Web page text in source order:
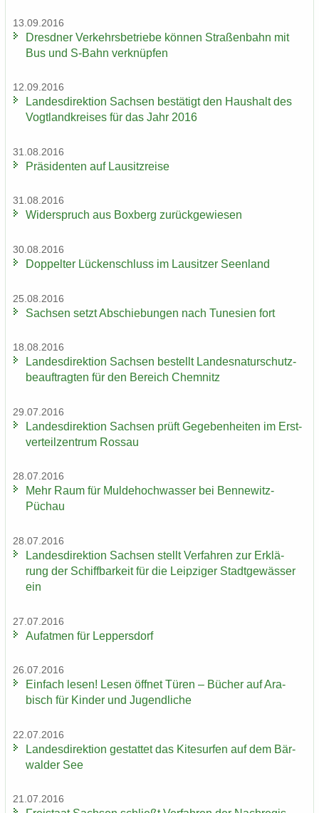
13.09.2016
Dresd­ner Ver­kehrs­be­trie­be kön­nen Stra­ßen­bahn mit
Bus und S-​Bahn ver­knüp­fen
12.09.2016
Lan­des­di­rek­ti­on Sach­sen be­stä­tigt den Haus­halt des
Vogt­land­krei­ses für das Jahr 2016
31.08.2016
Prä­si­den­ten auf Lau­sitz­rei­se
31.08.2016
Wi­der­spruch aus Box­berg zu­rück­ge­wie­sen
30.08.2016
Dop­pel­ter Lü­cken­schluss im Lau­sit­zer Se­en­land
25.08.2016
Sach­sen setzt Ab­schie­bun­gen nach Tu­ne­si­en fort
18.08.2016
Lan­des­di­rek­ti­on Sach­sen be­stellt Lan­des­na­tur­schutz­
be­auf­trag­ten für den Be­reich Chem­nitz
29.07.2016
Lan­des­di­rek­ti­on Sach­sen prüft Ge­ge­ben­hei­ten im Erst­
ver­teil­zen­trum Ros­sau
28.07.2016
Mehr Raum für Mul­de­hoch­was­ser bei Bennewitz-​
Püchau
28.07.2016
Lan­des­di­rek­ti­on Sach­sen stellt Ver­fah­ren zur Er­klä­
rung der Schiff­bar­keit für die Leip­zi­ger Stadt­ge­wäs­ser
ein
27.07.2016
Auf­at­men für Lep­pers­dorf
26.07.2016
Ein­fach lesen! Lesen öff­net Türen – Bü­cher auf Ara­
bisch für Kin­der und Ju­gend­li­che
22.07.2016
Lan­des­di­rek­ti­on ge­stat­tet das Ki­te­sur­fen auf dem Bär­
wal­der See
21.07.2016